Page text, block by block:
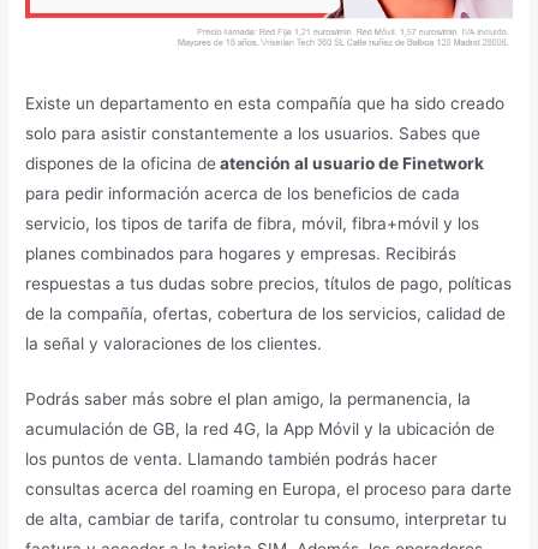
Existe un departamento en esta compañía que ha sido creado
solo para asistir constantemente a los usuarios. Sabes que
dispones de la oficina deatención al usuario de Finetwork
para pedir información acerca de los beneficios de cada
servicio, los tipos de tarifa de fibra, móvil, fibra+móvil y los
planes combinados para hogares y empresas. Recibirás
respuestas a tus dudas sobre precios, títulos de pago, políticas
de la compañía, ofertas, cobertura de los servicios, calidad de
la señal y valoraciones de los clientes.
Podrás saber más sobre el plan amigo, la permanencia, la
acumulación de GB, la red 4G, la App Móvil y la ubicación de
los puntos de venta. Llamando también podrás hacer
consultas acerca del roaming en Europa, el proceso para darte
de alta, cambiar de tarifa, controlar tu consumo, interpretar tu